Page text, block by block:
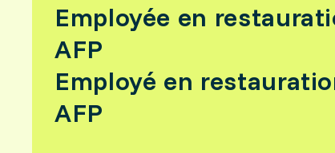
Employée en
AFP
Employé en
AFP